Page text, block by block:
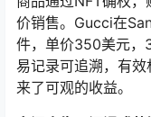
价销售。Gucci在
件，单价350美元，
易记录可追溯，有
来了可观的收益。